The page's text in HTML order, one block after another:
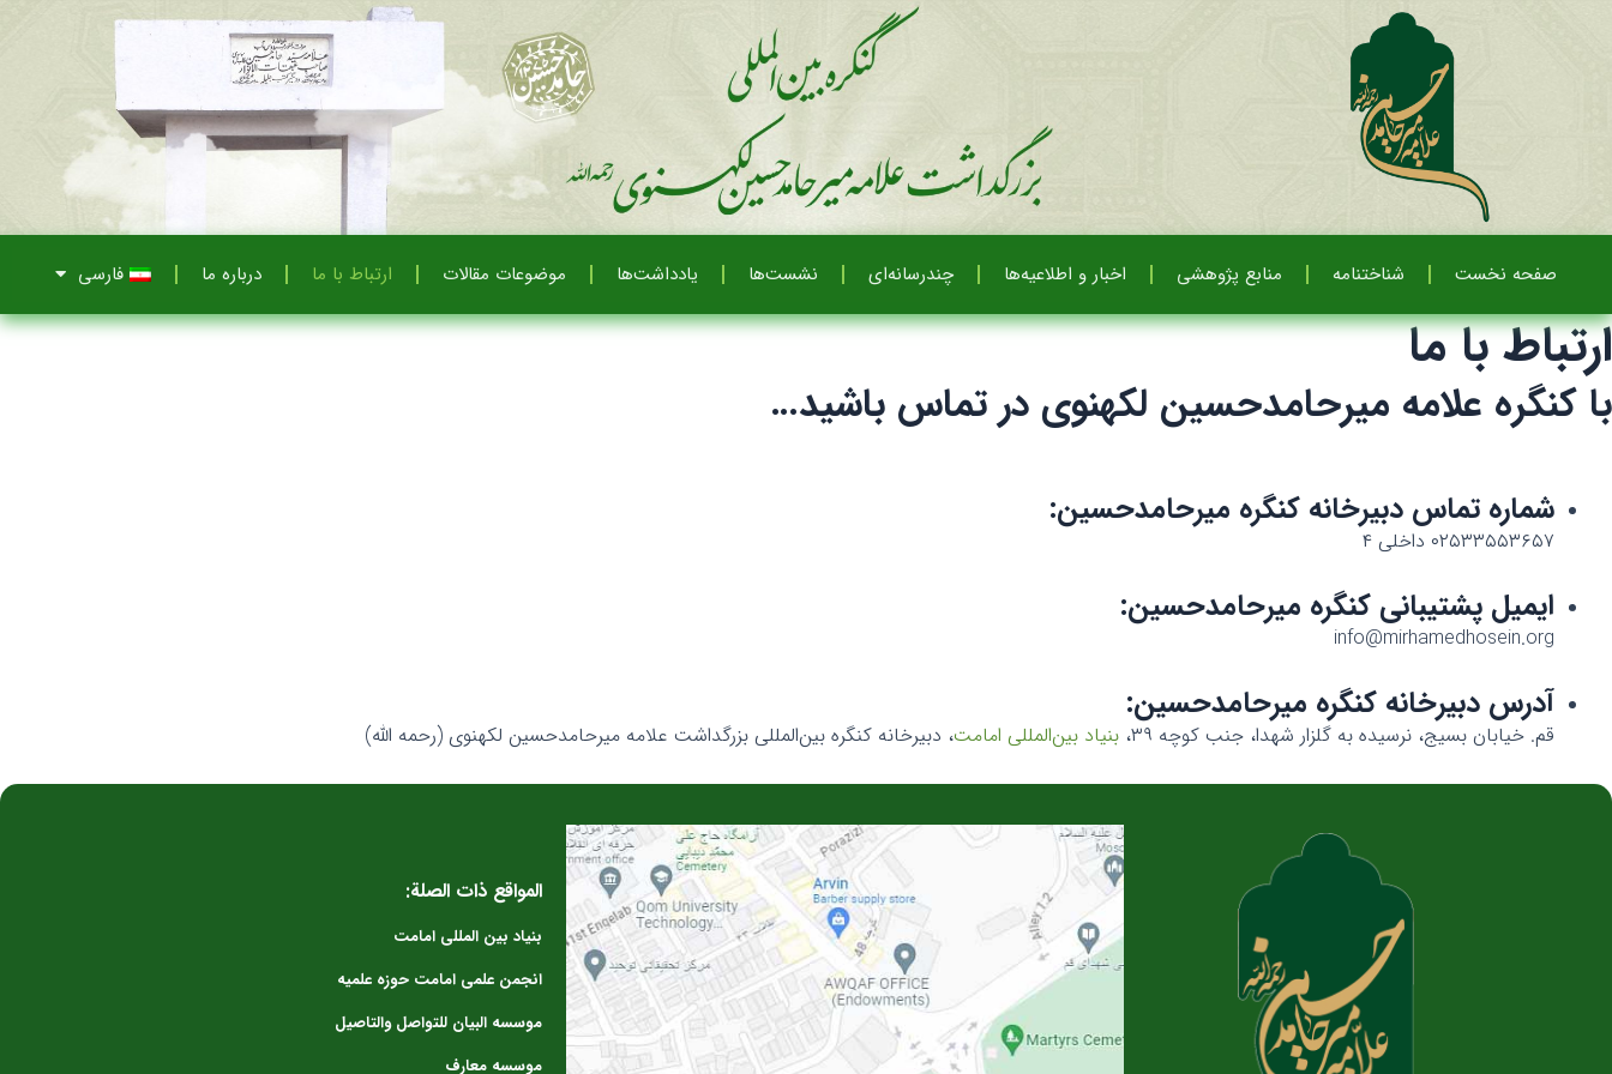
صفحه نخست شناختنامه منابع پژوهشی اخبار و اطلاعیه‌ها چندرسانه‌ای نشست‌ها یادداشت‌ها موضوعات مقالات ارتباط با ما درباره ما فارسی
ارتباط با ما
با کنگره علامه میرحامدحسین لکهنوی در تماس باشید…
شماره تماس دبیرخانه کنگره میرحامدحسین:
۰۲۵۳۳۵۵۳۶۵۷ داخلی ۴
ایمیل پشتیبانی کنگره میرحامدحسین:
info@mirhamedhosein.org
آدرس دبیرخانه کنگره میرحامدحسین:
قم. خیابان بسیج، نرسیده به گلزار شهدا، جنب کوچه ۳۹، بنیاد بین‌المللی امامت، دبیرخانه کنگره بین‌المللی بزرگداشت علامه میرحامدحسین لکهنوی (رحمه الله)
المواقع ذات الصلة:
بنیاد بین المللی امامت
انجمن علمی امامت حوزه علمیه
موسسه البیان للتواصل والتاصیل
موسسه معارف